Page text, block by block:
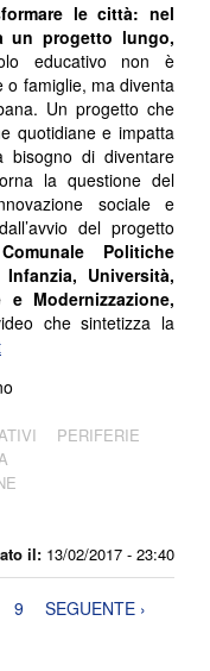
il: 13/02/2017 - 23:40
le città: nel
un progetto lungo,
educativo non è
o famiglie, ma diventa
Un progetto che
quotidiane e impatta
bisogno di diventare
la questione del
sociale e
del progetto
Politiche
Università,
e Modernizzazione,
che sintetizza la
PERIFERIE
9
SEGUENTE ›